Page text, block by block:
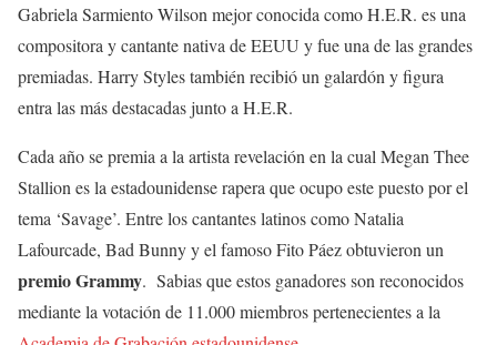
Gabriela Sarmiento Wilson mejor conocida como H.E.R. es una
compositora y cantante nativa de EEUU y fue una de las grandes
premiadas. Harry Styles también recibió un galardón y figura
entra las más destacadas junto a H.E.R.
Cada año se premia a la artista revelación en la cual Megan Thee
Stallion es la estadounidense rapera que ocupo este puesto por el
tema ‘Savage’. Entre los cantantes latinos como Natalia
Lafourcade, Bad Bunny y el famoso Fito Páez obtuvieron un
premio Grammy. Sabias que estos ganadores son reconocidos
mediante la votación de 11.000 miembros pertenecientes a la